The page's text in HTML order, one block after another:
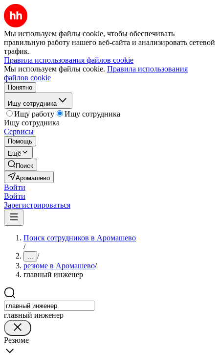
Мы используем файлы cookie, чтобы обеспечивать
правильную работу нашего веб-сайта и анализировать сетевой
трафик.
Правила использования файлов cookie
Мы используем файлы cookie. Правила использования
файлов cookie
Понятно
Ищу сотрудника
Ищу работу
Ищу сотрудника
Ищу сотрудника
Сервисы
Помощь
Ещё
Поиск
Аромашево
Войти
Войти
Зарегистрироваться
Поиск сотрудников в Аромашево
/
... /
резюме в Аромашево/
главный инженер
главный инженер
Резюме